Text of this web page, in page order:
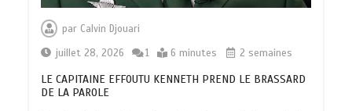
par Calvin Djouari
juillet 28, 2026
1 6 minutes 2 semaines
LE CAPITAINE EFFOUTU KENNETH PREND LE BRASSARD
DE LA PAROLE